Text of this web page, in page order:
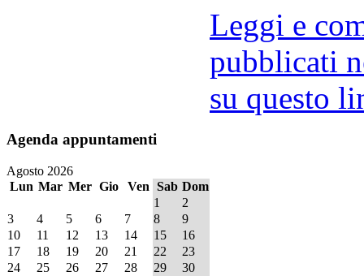
Leggi e
pubblicati
su questo
Agenda appuntamenti
Agosto 2026
Lun Mar Mer Gio Ven Sab Dom
1
2
3
4 5 6 7 8
9
10
11 12 13 14 15
16
17
18 19 20 21 22
23
24
25 26 27 28 29
30